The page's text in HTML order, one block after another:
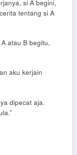
si A begini,
tentang si A
atau B begitu,
aku kerjain
dipecat aja.